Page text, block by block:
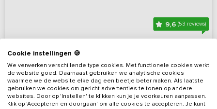
9,6 (53 reviews)
prachtige tuin
Op 5 km van Uden
Noord-Brabant, omgeving Uden
6 - 12 6 3 Nee
Cookie instellingen 🍪
We verwerken verschillende type cookies. Met functionele cookies werkt
de website goed. Daarnaast gebruiken we analytische cookies
waarmee we de website elke dag een beetje beter maken. Als laatste
gebruiken we cookies om gericht advertenties te tonen op andere
websites. Door op 'Instellen' te klikken kun je je voorkeuren aanpassen.
Klik op 'Accepteren en doorgaan' om alle cookies te accepteren. Je kunt